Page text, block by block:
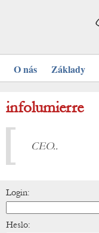
O nás Základy
infolumierre
CEO..
Login:
Heslo: